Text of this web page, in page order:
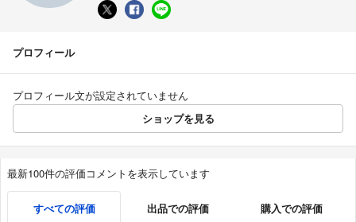
プロフィール
プロフィール文が設定されていません
ショップを見る
最新100件の評価コメントを表示しています
すべての評価 出品での評価 購入での評価